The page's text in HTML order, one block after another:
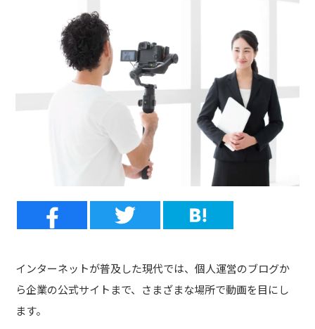
インターネットが普及した現代では、個人運営のブログか
ら企業の公式サイトまで、さまざまな場所で動画を目にし
ます。